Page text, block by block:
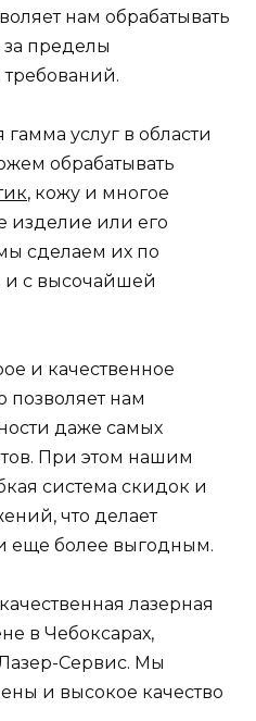
нам обрабатывать
пределы
услуг в области
обрабатывать
, кожу и многое
изделие или его
сделаем их по
и с высочайшей
и качественное
позволяет нам
даже самых
При этом нашим
система скидок и
что делает
еще более выгодным.
лазерная
в Чебоксарах,
Сервис. Мы
и высокое качество